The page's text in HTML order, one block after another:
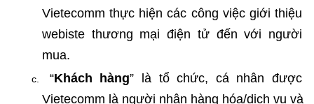
Vietecomm thực hiện các công việc giới thiệu
webiste thương mại điện tử đến với người
mua.
“Khách hàng” là tổ chức, cá nhân được
Vietecomm là người nhận hàng hóa/dịch vụ và